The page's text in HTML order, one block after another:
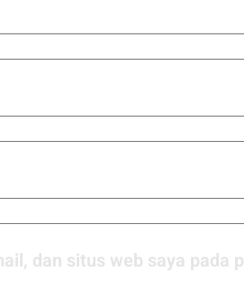
dan situs web saya